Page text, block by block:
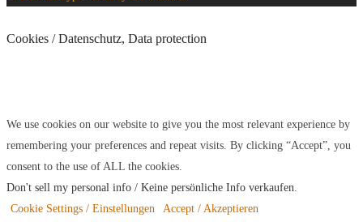
Cookies / Datenschutz, Data protection
We use cookies on our website to give you the most relevant experience by
remembering your preferences and repeat visits. By clicking “Accept”, you
consent to the use of ALL the cookies.
Don't sell my personal info / Keine persönliche Info verkaufen
Cookie Settings / Einstellungen
Accept / Akzeptieren